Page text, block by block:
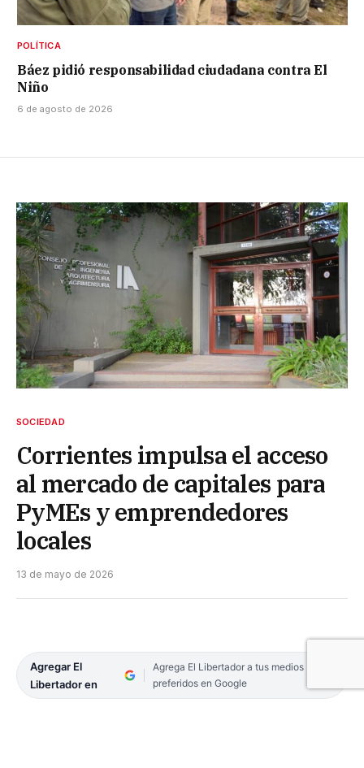
POLÍTICA
Báez pidió responsabilidad ciudadana contra El
Niño
6 de agosto de 2026
SOCIEDAD
Corrientes impulsa el acceso
al mercado de capitales para
PyMEs y emprendedores
locales
13 de mayo de 2026
Agregar El
Libertador en
Agrega El Libertador a tus medios
preferidos en Google